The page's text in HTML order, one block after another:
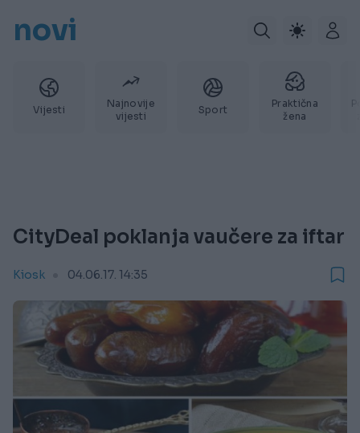
novi
Vijesti
Najnovije
vijesti
Sport
Praktična
žena
CityDeal poklanja vaučere za iftar
Kiosk 04.06.17. 14:35